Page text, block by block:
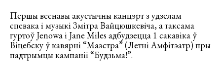
Першы веснавы акустычны канцэрт з удзелам
спевака і музыкі Змітра Вайцюшкевіча, а таксама
гуртоў Jenowa і Jane Miles адбудзецца 1 сакавіка ў
Віцебску ў кавярні “Маэстра” (Летні Амфітэатр) пры
падтрымцы кампаніі “Будзьма!”.